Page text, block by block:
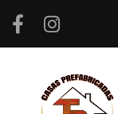
Saltar
(presiona